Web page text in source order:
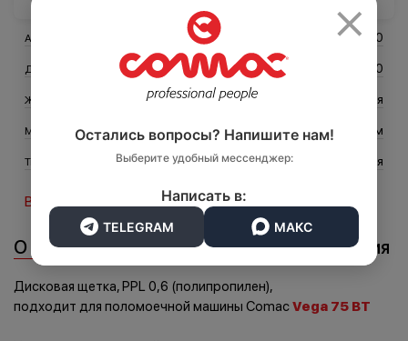
Артикул 414270
Диаметр (мм) 380
Жесткость Средняя
Материал ворса Полипропилен 0,6 мм
Тип щётки Дисковая
Все характеристики
О товаре Характеристики Документация
Дисковая щетка, PPL 0,6 (полипропилен),
подходит для поломоечной машины ComacVega 75 BT
Транспорт ×
Остались вопросы? Напишите нам!
Выберите удобный мессенджер:
Написать в:
TELEGRAM МАКС